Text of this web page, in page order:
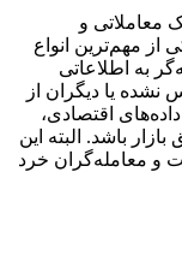
معاملاتی و
مهم‌ترین انواع
به اطلاعاتی
یا دیگران از
اقتصادی،
باشد. البته این
و معامله‌گران خرد